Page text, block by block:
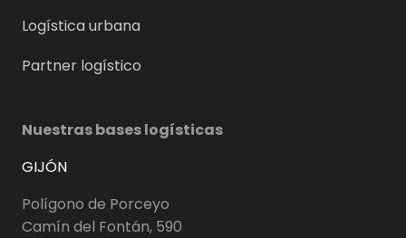
Logística urbana
Partner logístico
Nuestras bases logísticas
GIJÓN
Polígono de Porceyo
Camín del Fontán, 590